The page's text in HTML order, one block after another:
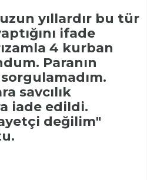
yıllardır bu tür
ifade
4 kurban
Paranın
savcılık
iade edildi.
değilim"